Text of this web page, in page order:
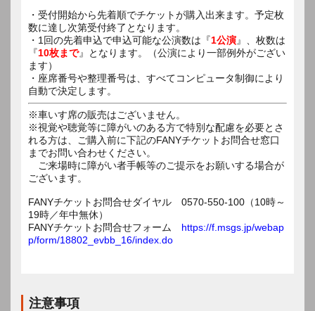
・受付開始から先着順でチケットが購入出来ます。予定枚
数に達し次第受付終了となります。
・1回の先着申込で申込可能な公演数は『1公演』、枚数は
『10枚まで』となります。（公演により一部例外がござい
ます）
・座席番号や整理番号は、すべてコンピュータ制御により
自動で決定します。
※車いす席の販売はございません。
※視覚や聴覚等に障がいのある方で特別な配慮を必要とさ
れる方は、ご購入前に下記のFANYチケットお問合せ窓口
までお問い合わせください。
ご来場時に障がい者手帳等のご提示をお願いする場合が
ございます。
FANYチケットお問合せダイヤル 0570-550-100（10時～
19時／年中無休）
FANYチケットお問合せフォーム https://f.msgs.jp/webap
p/form/18802_evbb_16/index.do
注意事項